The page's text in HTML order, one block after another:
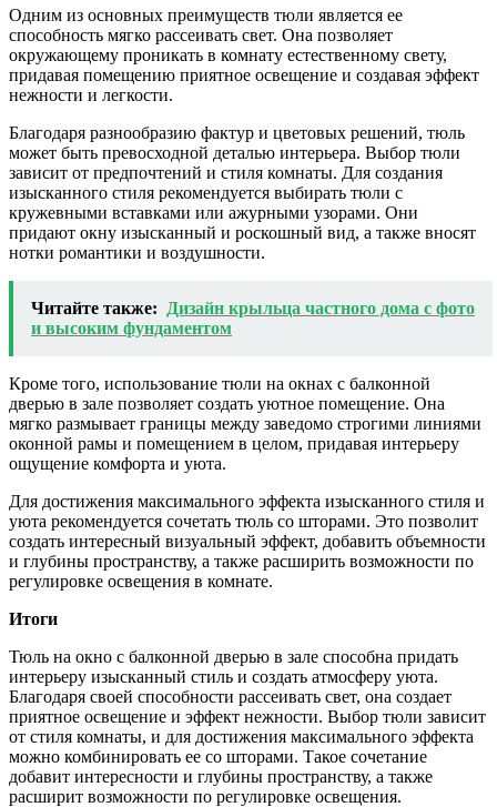
Одним из основных преимуществ тюли является ее
способность мягко рассеивать свет. Она позволяет
окружающему проникать в комнату естественному свету,
придавая помещению приятное освещение и создавая эффект
нежности и легкости.
Благодаря разнообразию фактур и цветовых решений, тюль
может быть превосходной деталью интерьера. Выбор тюли
зависит от предпочтений и стиля комнаты. Для создания
изысканного стиля рекомендуется выбирать тюли с
кружевными вставками или ажурными узорами. Они
придают окну изысканный и роскошный вид, а также вносят
нотки романтики и воздушности.
Читайте также:
Дизайн крыльца частного дома с фото
и высоким фундаментом
Кроме того, использование тюли на окнах с балконной
дверью в зале позволяет создать уютное помещение. Она
мягко размывает границы между заведомо строгими линиями
оконной рамы и помещением в целом, придавая интерьеру
ощущение комфорта и уюта.
Для достижения максимального эффекта изысканного стиля и
уюта рекомендуется сочетать тюль со шторами. Это позволит
создать интересный визуальный эффект, добавить объемности
и глубины пространству, а также расширить возможности по
регулировке освещения в комнате.
Итоги
Тюль на окно с балконной дверью в зале способна придать
интерьеру изысканный стиль и создать атмосферу уюта.
Благодаря своей способности рассеивать свет, она создает
приятное освещение и эффект нежности. Выбор тюли зависит
от стиля комнаты, и для достижения максимального эффекта
можно комбинировать ее со шторами. Такое сочетание
добавит интересности и глубины пространству, а также
расширит возможности по регулировке освещения.